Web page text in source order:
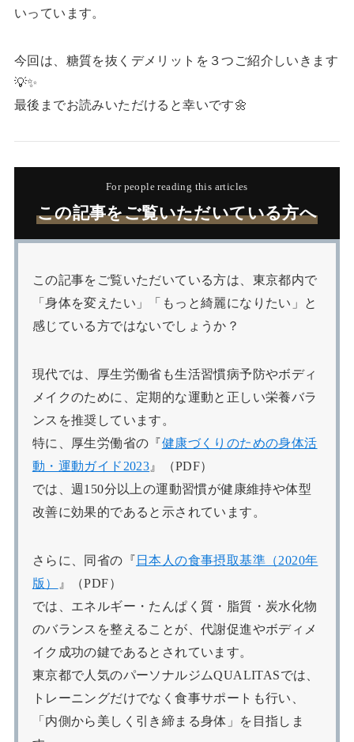
いっています。
今回は、糖質を抜くデメリットを３つご紹介しいきます
💡✨
最後までお読みいただけると幸いです🌼
For people reading this articles
この記事をご覧いただいている方へ
この記事をご覧いただいている方は、東京都内で
「身体を変えたい」「もっと綺麗になりたい」と
感じている方ではないでしょうか？
現代では、厚生労働省も生活習慣病予防やボディ
メイクのために、定期的な運動と正しい栄養バラ
ンスを推奨しています。
特に、厚生労働省の『健康づくりのための身体活
動・運動ガイド2023 』（PDF）
では、週150分以上の運動習慣が健康維持や体型
改善に効果的であると示されています。
さらに、同省の『 日本人の食事摂取基準（2020年
版）
』（PDF）
では、エネルギー・たんぱく質・脂質・炭水化物
のバランスを整えることが、代謝促進やボディメ
イク成功の鍵であるとされています。
東京都で人気のパーソナルジムQUALITASでは、
トレーニングだけでなく食事サポートも行い、
「内側から美しく引き締まる身体」を目指しま